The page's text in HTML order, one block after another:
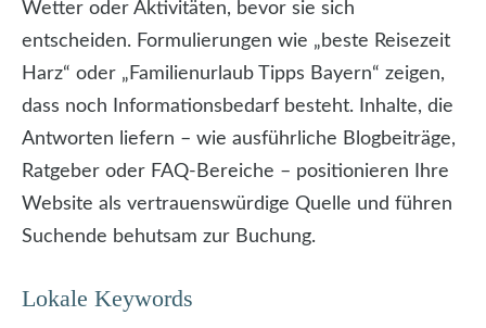
Wetter oder Aktivitäten, bevor sie sich
entscheiden. Formulierungen wie „beste Reisezeit
Harz“ oder „Familienurlaub Tipps Bayern“ zeigen,
dass noch Informationsbedarf besteht. Inhalte, die
Antworten liefern – wie ausführliche Blogbeiträge,
Ratgeber oder FAQ-Bereiche – positionieren Ihre
Website als vertrauenswürdige Quelle und führen
Suchende behutsam zur Buchung.
Lokale Keywords